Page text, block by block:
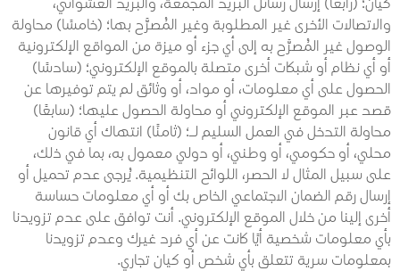
والاتصالات الأخرى غير المطلوبة وغير المُصرَّح بها؛ (خامسًا) محاولة
الوصول غير المُصرَّح به إلى أي جزء أو ميزة من المواقع الإلكترونية
أو أي نظام أو شبكات أخرى متصلة بالموقع الإلكتروني؛ (سادسًا)
الحصول على أي معلومات، أو مواد، أو وثائق لم يتم توفيرها عن
قصد عبر الموقع الإلكتروني أو محاولة الحصول عليها؛ (سابعًا)
محاولة التدخل في العمل السليم لـ؛ (ثامنًا) انتهاك أي قانون
محلي، أو حكومي، أو وطني، أو دولي معمول به، بما في ذلك،
على سبيل المثال لا الحصر، اللوائح التنظيمية. يُرجى عدم تحميل أو
إرسال رقم الضمان الاجتماعي الخاص بك أو أي معلومات حساسة
أخرى إلينا من خلال الموقع الإلكتروني. أنت توافق على عدم تزويدنا
بأي معلومات شخصية أيًا كانت عن أي فرد غيرك وعدم تزويدنا
بمعلومات سرية تتعلق بأي شخص أو كيان تجاري.